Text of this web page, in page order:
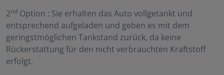
2nd Option : Sie erhalten das Auto vollgetankt und
entsprechend aufgeladen und geben es mit dem
geringstmöglichen Tankstand zurück, da keine
Rückerstattung für den nicht verbrauchten Kraftstoff
erfolgt.